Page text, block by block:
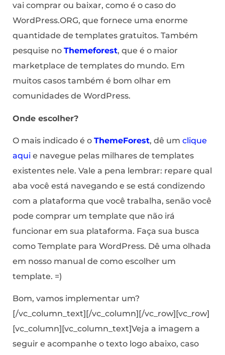
vai comprar ou baixar, como é o caso do
WordPress.ORG, que fornece uma enorme
quantidade de templates gratuitos. Também
pesquise no Themeforest, que é o maior
marketplace de templates do mundo. Em
muitos casos também é bom olhar em
comunidades de WordPress.
Onde escolher?
O mais indicado é o ThemeForest, dê um clique
aqui e navegue pelas milhares de templates
existentes nele. Vale a pena lembrar: repare qual
aba você está navegando e se está condizendo
com a plataforma que você trabalha, senão você
pode comprar um template que não irá
funcionar em sua plataforma. Faça sua busca
como Template para WordPress. Dê uma olhada
em nosso manual de como escolher um
template. =)
Bom, vamos implementar um?
[/vc_column_text][/vc_column][/vc_row][vc_row]
[vc_column][vc_column_text]Veja a imagem a
seguir e acompanhe o texto logo abaixo, caso